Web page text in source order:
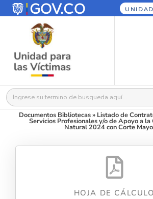
Buscar:
Documentos Bibliotecas» Listado de
Servicios Profesionales y/o de Apoyo a la
Natural 2024 con Corte
HOJA DE CÁLCULO